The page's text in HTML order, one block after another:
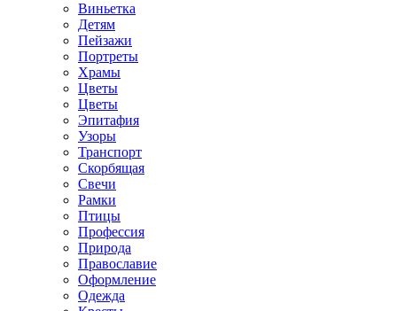
Виньетка
Детям
Пейзажи
Портреты
Храмы
Цветы
Цветы
Эпитафия
Узоры
Транспорт
Скорбящая
Свечи
Рамки
Птицы
Профессия
Природа
Православие
Оформление
Одежда